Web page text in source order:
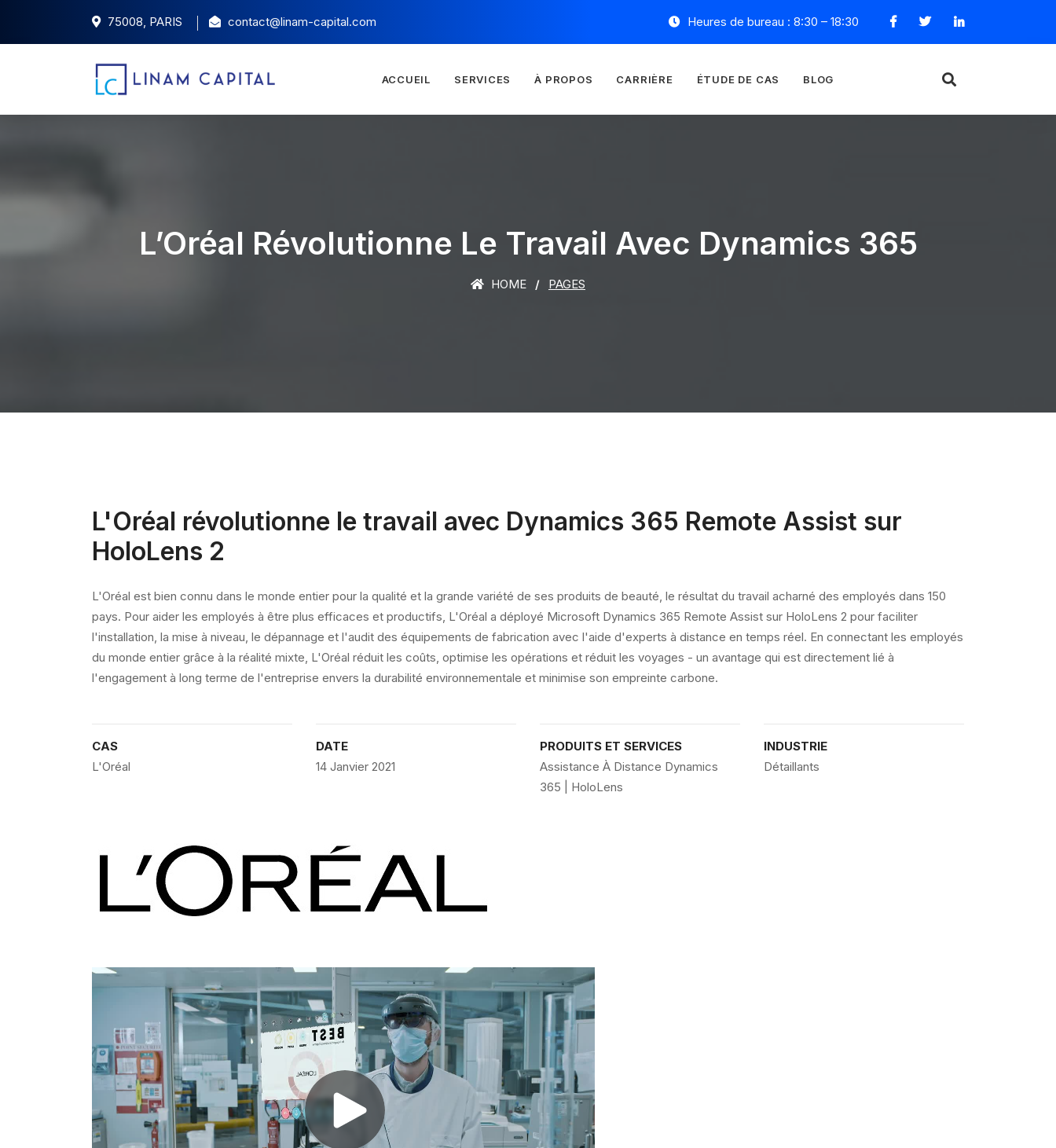
75008, PARIS contact@linam-capital.com Heures de bureau : 8:30 – 18:30
ACCUEIL SERVICES À PROPOS CARRIÈRE ÉTUDE DE CAS BLOG
L’Oréal Révolutionne Le Travail Avec Dynamics 365
HOME PAGES
L'Oréal révolutionne le travail avec Dynamics 365 Remote Assist sur
HoloLens 2
L'Oréal est bien connu dans le monde entier pour la qualité et la grande variété de ses produits de beauté, le résultat du travail acharné des employés dans 150
pays. Pour aider les employés à être plus efficaces et productifs, L'Oréal a déployé Microsoft Dynamics 365 Remote Assist sur HoloLens 2 pour faciliter
l'installation, la mise à niveau, le dépannage et l'audit des équipements de fabrication avec l'aide d'experts à distance en temps réel. En connectant les employés
du monde entier grâce à la réalité mixte, L'Oréal réduit les coûts, optimise les opérations et réduit les voyages - un avantage qui est directement lié à
l'engagement à long terme de l'entreprise envers la durabilité environnementale et minimise son empreinte carbone.
CAS
L'Oréal
DATE
14 Janvier 2021
PRODUITS ET SERVICES
Assistance À Distance Dynamics
365 | HoloLens
INDUSTRIE
Détaillants